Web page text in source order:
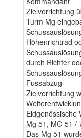
Zielvorrichtung
Turm Mg
Höhenrichtrad
durch Richter
Fussabzug
Zielvorrichtung
Eidgenössische
Mg 51, MG 51 /
Das Mg 51